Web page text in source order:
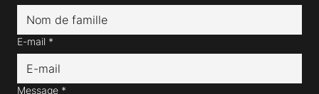
E-mail *
Message *